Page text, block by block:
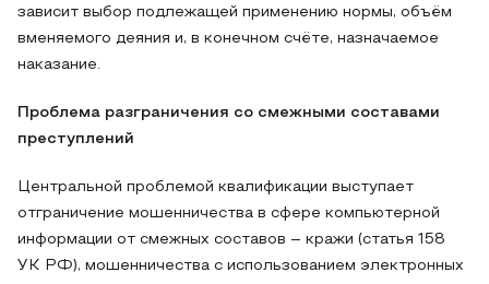
зависит выбор подлежащей применению нормы, объём
вменяемого деяния и, в конечном счёте, назначаемое
наказание.
Проблема разграничения со смежными составами
преступлений
Центральной проблемой квалификации выступает
отграничение мошенничества в сфере компьютерной
информации от смежных составов – кражи (статья 158
УК РФ), мошенничества с использованием электронных